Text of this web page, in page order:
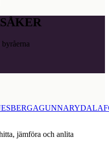
AGUNNARYD
jämföra och anlita